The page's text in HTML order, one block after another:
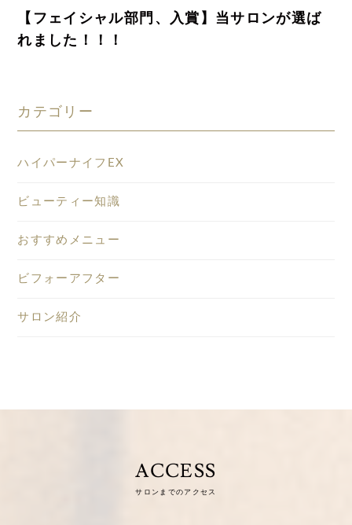
【フェイシャル部門、入賞】当サロンが選ば
れました！！！
カテゴリー
ハイパーナイフEX
ビューティー知識
おすすめメニュー
ビフォーアフター
サロン紹介
ACCESS
サロンまでのアクセス